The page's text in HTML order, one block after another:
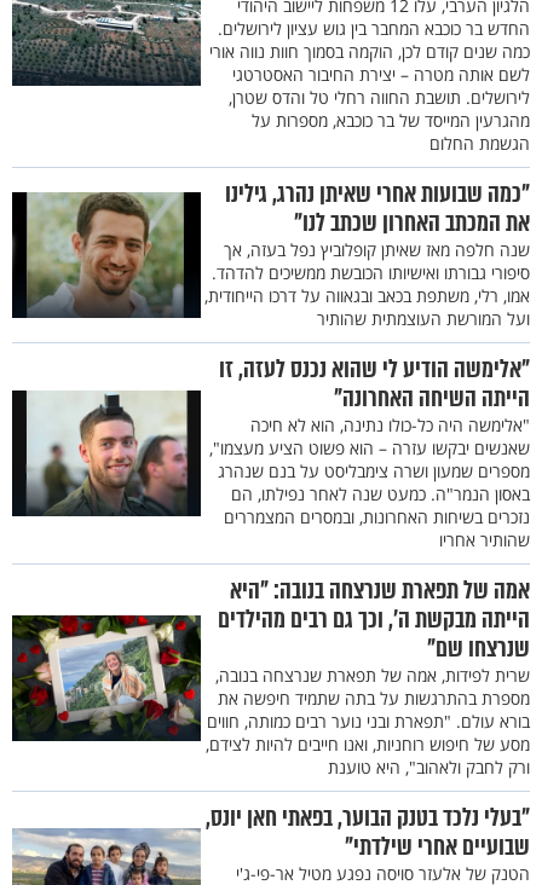
הלגיון הערבי, עלו 12 משפחות ליישוב היהודי
החדש בר כוכבא המחבר בין גוש עציון לירושלים.
כמה שנים קודם לכן, הוקמה בסמוך חוות נווה אורי
לשם אותה מטרה – יצירת החיבור האסטרטגי
לירושלים. תושבת החווה רחלי טל והדס שטרן,
מהגרעין המייסד של בר כוכבא, מספרות על
הגשמת החלום
"כמה שבועות אחרי שאיתן נהרג, גילינו
את המכתב האחרון שכתב לנו"
שנה חלפה מאז שאיתן קופלוביץ נפל בעזה, אך
סיפורי גבורתו ואישיותו הכובשת ממשיכים להדהד.
אמו, רלי, משתפת בכאב ובגאווה על דרכו הייחודית,
ועל המורשת העוצמתית שהותיר
"אלימשה הודיע לי שהוא נכנס לעזה, זו
הייתה השיחה האחרונה"
"אלימשה היה כל-כולו נתינה, הוא לא חיכה
שאנשים יבקשו עזרה – הוא פשוט הציע מעצמו",
מספרים שמעון ושרה צימבליסט על בנם שנהרג
באסון הנמר"ה. כמעט שנה לאחר נפילתו, הם
נזכרים בשיחות האחרונות, ובמסרים המצמררים
שהותיר אחריו
אמה של תפארת שנרצחה בנובה: "היא
הייתה מבקשת ה', וכך גם רבים מהילדים
שנרצחו שם"
שרית לפידות, אמה של תפארת שנרצחה בנובה,
מספרת בהתרגשות על בתה שתמיד חיפשה את
בורא עולם. "תפארת ובני נוער רבים כמותה, חווים
מסע של חיפוש רוחניות, ואנו חייבים להיות לצידם,
ורק לחבק ולאהוב", היא טוענת
"בעלי נלכד בטנק הבוער, בפאתי חאן יונס,
שבועיים אחרי שילדתי"
הטנק של אלעזר סויסה נפגע מטיל אר-פי-ג'י